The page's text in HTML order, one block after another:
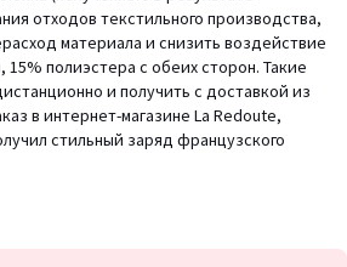
отходов текстильного производства,
материала и снизить воздействие
полиэстера с обеих сторон. Такие
и получить с доставкой из
в интернет-магазине La Redoute,
стильный заряд французского